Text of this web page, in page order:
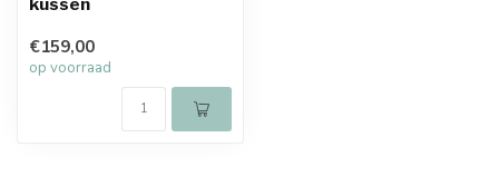
€159,00
op voorraad